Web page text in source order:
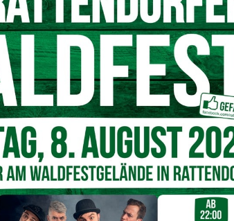
inklusiven Sportprojekts?
ohne Behinderung, ohne
im Verein verankert und das regionale
Wettbewerben teilnehmen oder eigene
Strukturen aufzubauen.
Olympics Training. Gemeinsamer
nationalen und internationalen
Kontakte und die Sichtbarkeit von